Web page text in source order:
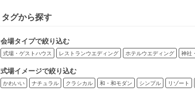
タグから探す
会場タイプで絞り込む
式場・ゲストハウス レストランウエディング ホテルウエディング 神社
式場イメージで絞り込む
かわいい ナチュラル クラシカル 和・和モダン シンプル リゾート